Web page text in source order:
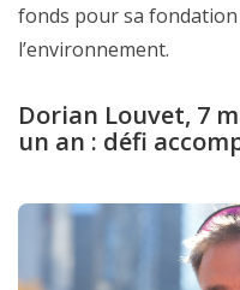
fonds pour sa fondation
l’environnement.
Dorian Louvet, 7
un an : défi